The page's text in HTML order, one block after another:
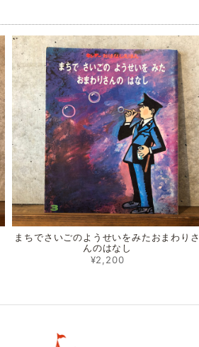
まちでさいごのようせいをみたおまわりさ
んのはなし
¥2,200